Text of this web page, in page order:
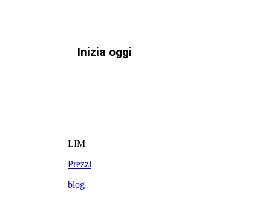
Inizia oggi
LIM
Prezzi
blog